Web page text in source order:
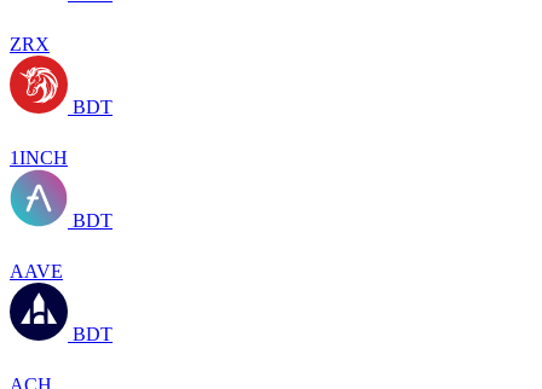
ZRX
BDT
1INCH
BDT
AAVE
BDT
ACH